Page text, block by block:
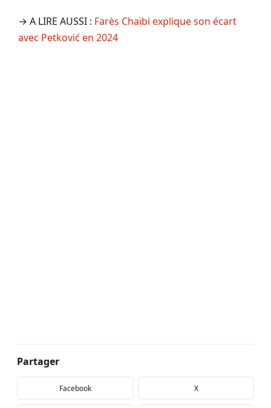
→ A LIRE AUSSI : Farès Chaïbi explique son écart
avec Petković en 2024
Partager
Facebook X